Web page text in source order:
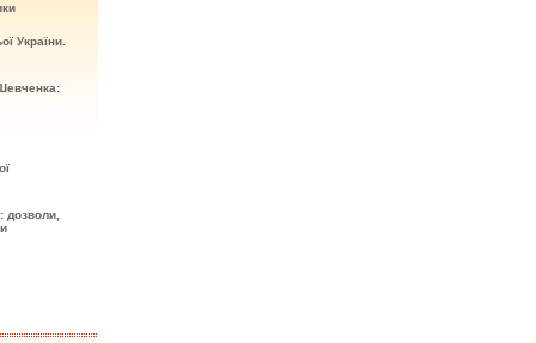
України.
дозволи,